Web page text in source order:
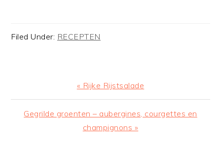
Filed Under: RECEPTEN
Previous
Post:
« Rijke Rijstsalade
Next
Gegrilde groenten – aubergines, courgettes en
champignons »